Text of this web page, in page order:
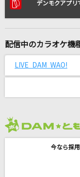
輝け
ファンキー加藤
[生音]Soulコブラ
リップバージョ
桑田佳祐
金木犀 feat.Ado
デンモクアプリ
配信中のカラオケ機
LIVE DAM WAO!
今なら採